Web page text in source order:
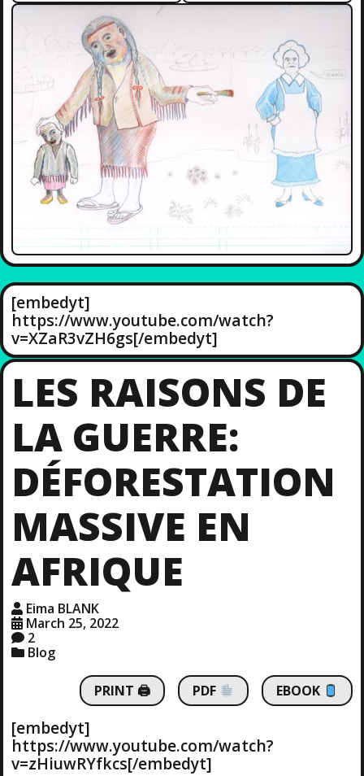
[embedyt]
https://www.youtube.com/watch?
v=XZaR3vZH6gs[/embedyt]
LES RAISONS DE
LA GUERRE:
DÉFORESTATION
MASSIVE EN
AFRIQUE
Eima BLANK
March 25, 2022
2
Blog
PRINT 🖨 PDF EBOOK
[embedyt]
https://www.youtube.com/watch?
v=zHiuwRYfkcs[/embedyt]